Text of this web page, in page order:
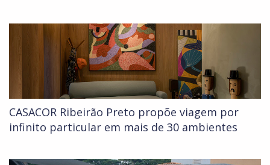
CASACOR Ribeirão Preto propõe viagem por
infinito particular em mais de 30 ambientes